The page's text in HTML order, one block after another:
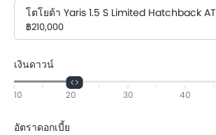
โตโยต้า Yaris 1.5 S Limited Hatchback AT
฿210,000
เงินดาวน์
10 20 30 40
อัตราดอกเบี้ย